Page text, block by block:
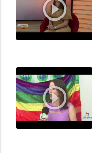
play_circle_outline
play_circle_outline